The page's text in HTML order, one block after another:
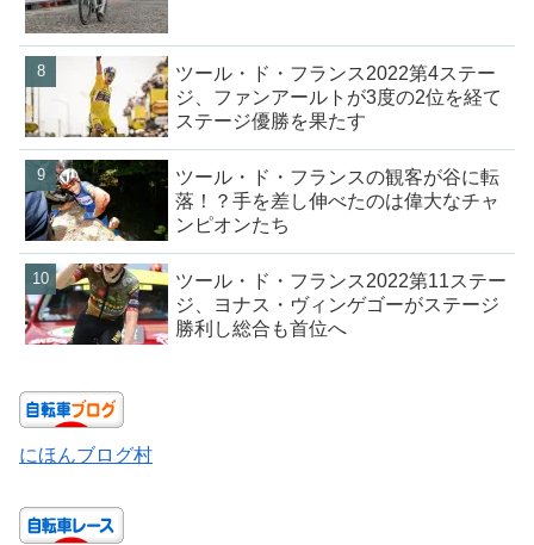
ツール・ド・フランス2022第4ステー
ジ、ファンアールトが3度の2位を経て
ステージ優勝を果たす
ツール・ド・フランスの観客が谷に転
落！？手を差し伸べたのは偉大なチャ
ンピオンたち
ツール・ド・フランス2022第11ステー
ジ、ヨナス・ヴィンゲゴーがステージ
勝利し総合も首位へ
にほんブログ村